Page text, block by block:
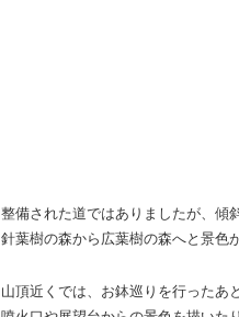
整備された道ではありましたが、傾
針葉樹の森から広葉樹の森へと景色